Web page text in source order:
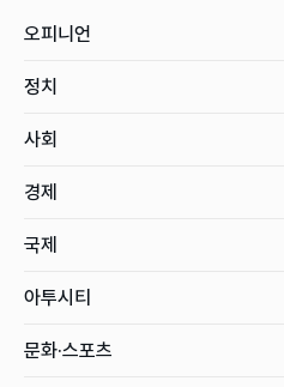
오피니언
정치
사회
경제
국제
아투시티
문화·스포츠